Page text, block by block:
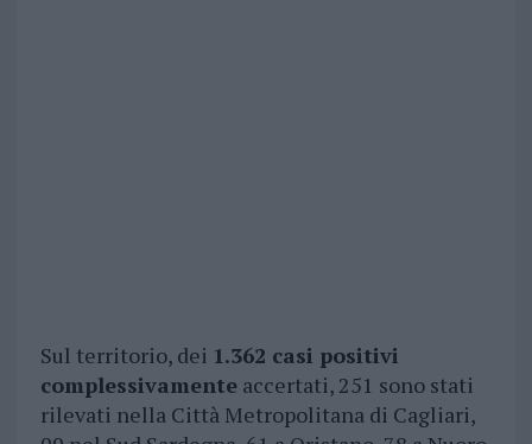
Sul territorio, dei 1.362 casi positivi
complessivamenteaccertati, 251 sono stati
rilevati nella Città Metropolitana di Cagliari,